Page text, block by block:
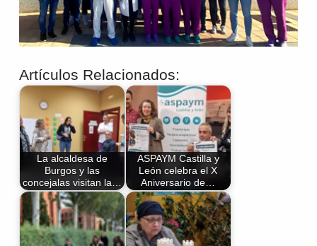
Artículos Relacionados:
La alcaldesa de
Burgos y las
concejalas visitan la…
ASPAYM Castilla y
León celebra el X
Aniversario de…